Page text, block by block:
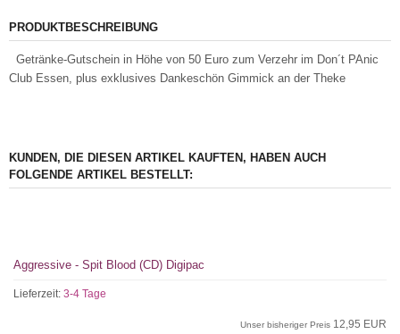
PRODUKTBESCHREIBUNG
Getränke-Gutschein in Höhe von 50 Euro zum Verzehr im Don´t PAnic
Club Essen, plus exklusives Dankeschön Gimmick an der Theke
KUNDEN, DIE DIESEN ARTIKEL KAUFTEN, HABEN AUCH
FOLGENDE ARTIKEL BESTELLT:
Aggressive - Spit Blood (CD) Digipac
Lieferzeit: 3-4 Tage
Unser bisheriger Preis 12,95 EUR